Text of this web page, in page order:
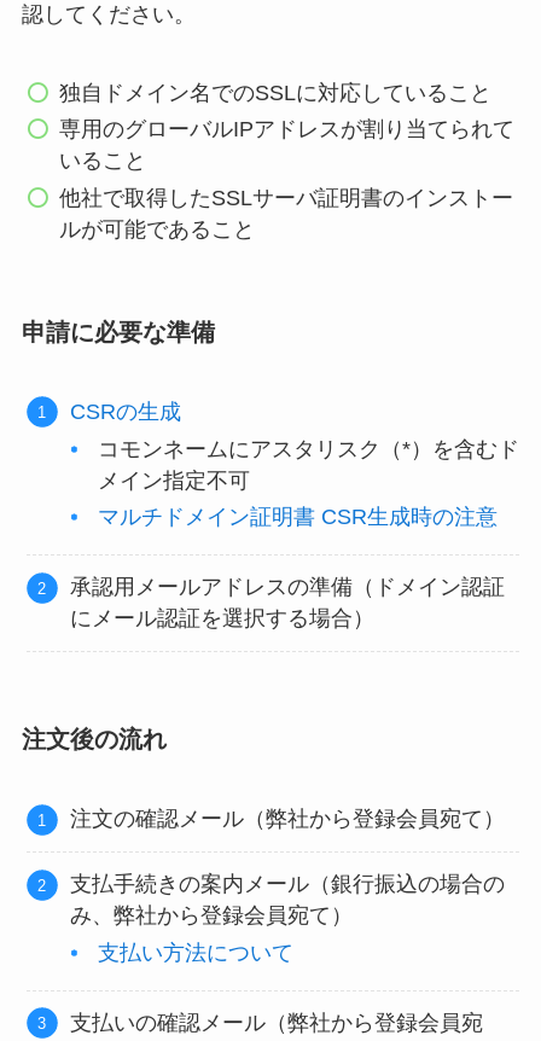
認してください。
独自ドメイン名でのSSLに対応していること
専用のグローバルIPアドレスが割り当てられて
いること
他社で取得したSSLサーバ証明書のインストー
ルが可能であること
申請に必要な準備
CSRの生成
コモンネームにアスタリスク（*）を含むド
メイン指定不可
マルチドメイン証明書 CSR生成時の注意
承認用メールアドレスの準備（ドメイン認証
にメール認証を選択する場合）
注文後の流れ
注文の確認メール（弊社から登録会員宛て）
支払手続きの案内メール（銀行振込の場合の
み、弊社から登録会員宛て）
支払い方法について
支払いの確認メール（弊社から登録会員宛